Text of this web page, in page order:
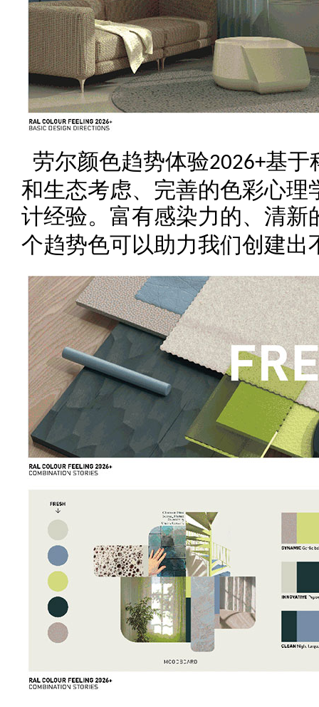
劳尔颜色趋势体验2026+基于
和生态考虑、完善的色彩心理
计经验。富有感染力的、清新
个趋势色可以助力我们创建出